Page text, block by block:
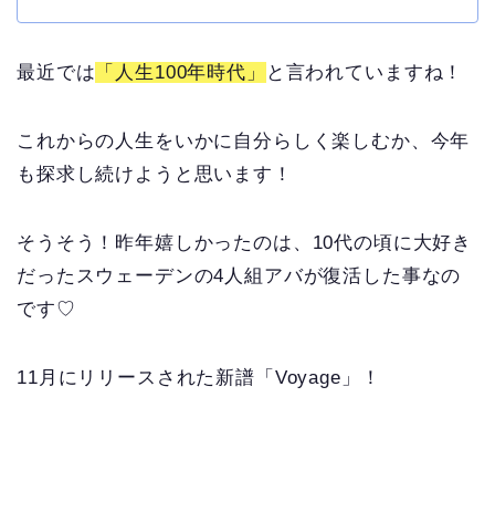
最近では 「人生100年時代」 と言われていますね！
これからの人生をいかに自分らしく楽しむか、今年
も探求し続けようと思います！
そうそう！昨年嬉しかったのは、10代の頃に大好き
だったスウェーデンの4人組アバが復活した事なの
です♡
11月にリリースされた新譜「Voyage」！